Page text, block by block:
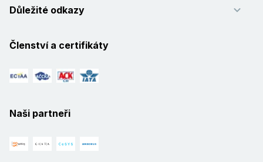
Důležité odkazy
Členství a certifikáty
Naši partneři